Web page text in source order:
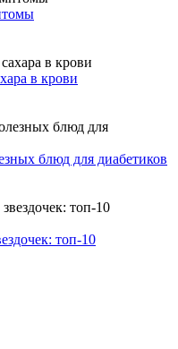
в крови
блюд для диабетиков
топ-10